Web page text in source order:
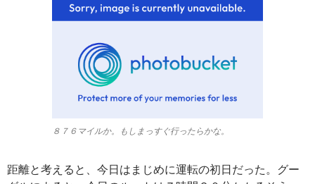
８７６マイルか。もしまっすぐ行ったらかな。
距離と考えると、今日はまじめに運転の初日だった。グー